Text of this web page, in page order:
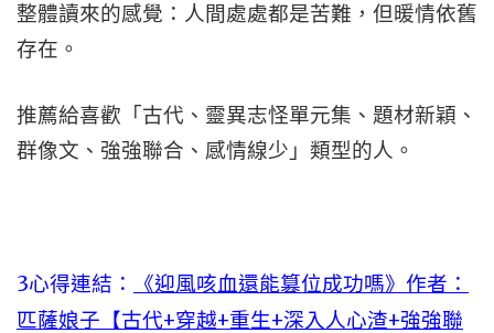
整體讀來的感覺：人間處處都是苦難，但暖情依舊
存在。
推薦給喜歡「古代、靈異志怪單元集、題材新穎、
群像文、強強聯合、感情線少」類型的人。
3心得連結：
《迎風咳血還能篡位成功嗎》作者：
匹薩娘子【古代+穿越+重生+深入人心渣+強強聯